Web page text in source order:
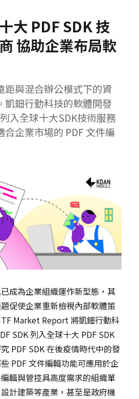
大 PDF SDK 技
協助企業布局軟
距與混合辦公模式下的資
凱鈿行動科技的軟體開發
入全球十大SDK技術服務
企業市場的 PDF 文件編
成為企業組織運作新型態，其
促使企業重新檢視內部軟體策
Market Report 將凱鈿行動科
SDK 列入全球十大 PDF SDK
PDF SDK 在後疫情時代中的發
PDF 文件編輯功能可應用於企
輯與管控具高度需求的組織單
計建築等產業，甚至是政府機